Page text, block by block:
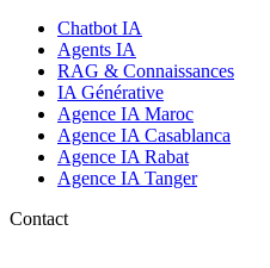
Chatbot IA
Agents IA
RAG & Connaissances
IA Générative
Agence IA Maroc
Agence IA Casablanca
Agence IA Rabat
Agence IA Tanger
Contact